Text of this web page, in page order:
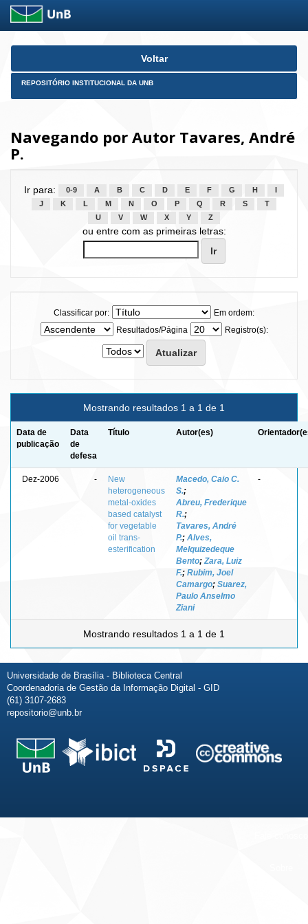
Skip
Voltar
REPOSITÓRIO INSTITUCIONAL DA UNB
Navegando por Autor Tavares, André
P.
Ir para: 0-9 A B C D E F G H
J
K L M N O P Q R S
T
U
V W X Y Z
ou entre com as primeiras letras:
Classificar por:
Em ordem:
Resultados/Página
Registro(s):
Mostrando resultados 1 a 1 de 1
Data de
publicação
Data
de
defesa
Título Autor(es)
Dez-2006 -
New
heterogeneous
metal-oxides
based catalyst
for vegetable
oil trans-
esterification
Macedo, Caio C.
S.;
Abreu, Frederique
R.;
Tavares, André
P.; Alves,
Melquizedeque
Bento; Zara, Luiz
F.; Rubim, Joel
Camargo; Suarez,
Paulo Anselmo
Ziani
-
Mostrando resultados 1 a 1 de 1
Universidade de Brasília - Biblioteca Central
Coordenadoria de Gestão da Informação Digital - GID
(61) 3107-2683
repositorio@unb.br